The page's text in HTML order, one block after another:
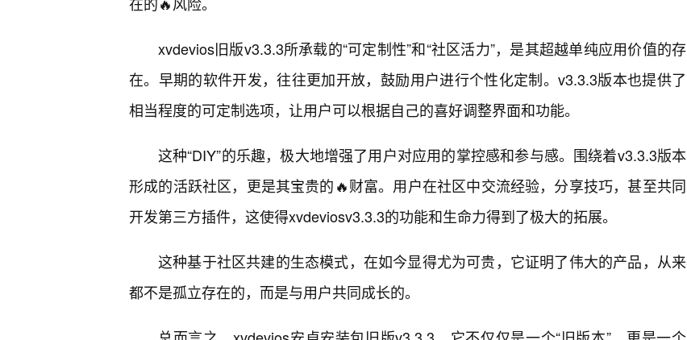
xvdevios旧版v3.3.3所承载的“可定制性”和“社区活力”，是其超越单纯应用价值的存
在。早期的软件开发，往往更加开放，鼓励用户进行个性化定制。v3.3.3版本也提供了
相当程度的可定制选项，让用户可以根据自己的喜好调整界面和功能。
这种“DIY”的乐趣，极大地增强了用户对应用的掌控感和参与感。围绕着v3.3.3版本
形成的活跃社区，更是其宝贵的🔥财富。用户在社区中交流经验，分享技巧，甚至共同
开发第三方插件，这使得xvdeviosv3.3.3的功能和生命力得到了极大的拓展。
这种基于社区共建的生态模式，在如今显得尤为可贵，它证明了伟大的产品，从来
都不是孤立存在的，而是与用户共同成长的。